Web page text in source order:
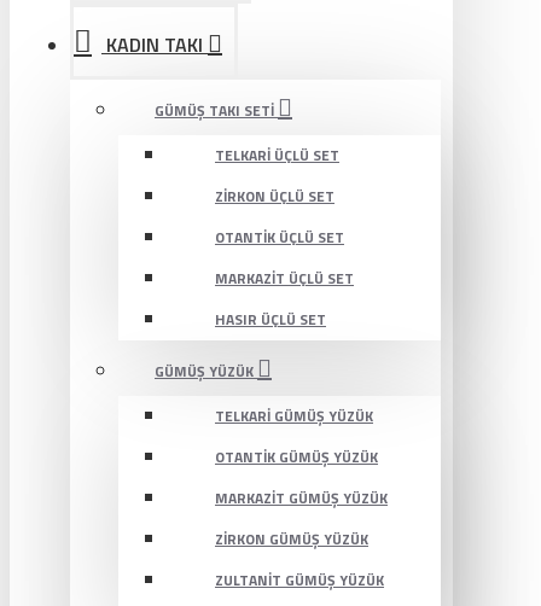
KADIN TAKI
GÜMÜŞ TAKI SETI
TELKARI ÜÇLÜ SET
ZIRKON ÜÇLÜ SET
OTANTIK ÜÇLÜ SET
MARKAZIT ÜÇLÜ SET
HASIR ÜÇLÜ SET
GÜMÜŞ YÜZÜK
TELKARI GÜMÜŞ YÜZÜK
OTANTIK GÜMÜŞ YÜZÜK
MARKAZIT GÜMÜŞ YÜZÜK
ZIRKON GÜMÜŞ YÜZÜK
ZULTANIT GÜMÜŞ YÜZÜK